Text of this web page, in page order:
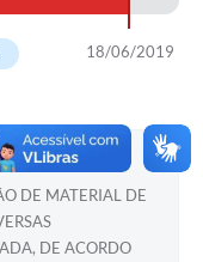
18/06/2019
DE MATERIAL DE
DE ACORDO